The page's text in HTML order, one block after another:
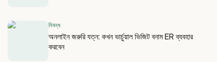
নিবন্ধ
অনলাইন জরুরি যত্ন: কখন ভার্চুয়াল ভিজিট বনাম ER ব্যবহার
করবেন